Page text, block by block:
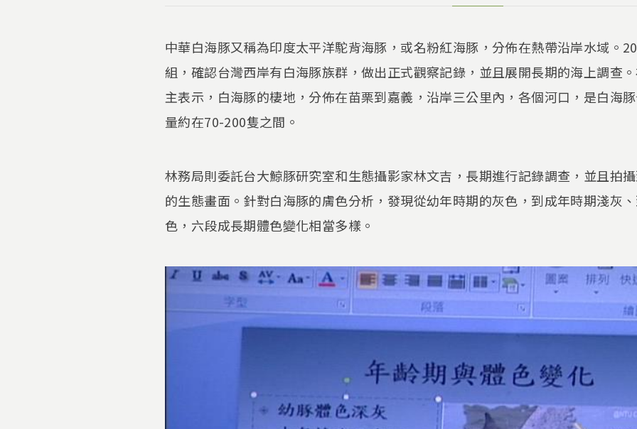
中華白海豚又稱為印度太平洋駝背海豚，或名粉紅海豚，分佈在熱帶沿岸水域。
組，確認台灣西岸有白海豚族群，做出正式觀察記錄，並且展開長期的海上調查
主表示，白海豚的棲地，分佈在苗栗到嘉義，沿岸三公里內，各個河口，是白海
量約在70-200隻之間。
林務局則委託台大鯨豚研究室和生態攝影家林文吉，長期進行記錄調查，並且拍
的生態畫面。針對白海豚的膚色分析，發現從幼年時期的灰色，到成年時期淺灰
色，六段成長期體色變化相當多樣。